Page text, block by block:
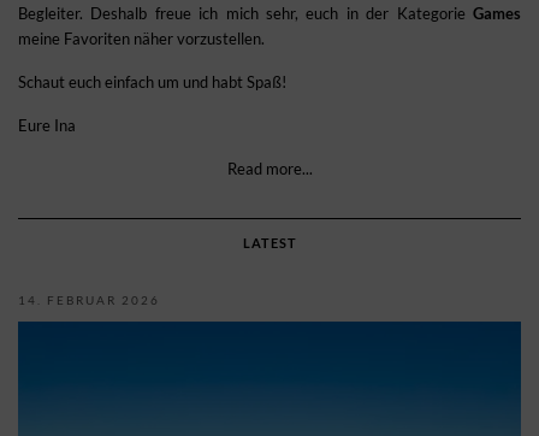
Begleiter. Deshalb freue ich mich sehr, euch in der Kategorie Games
meine Favoriten näher vorzustellen.
Schaut euch einfach um und habt Spaß!
Eure Ina
Read more...
LATEST
14. FEBRUAR 2026